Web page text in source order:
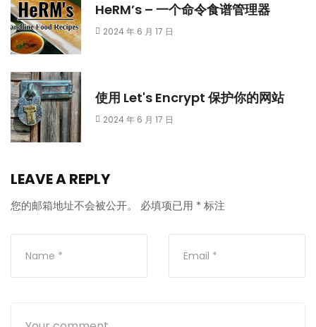
HeRM’s – 一个命令食谱管理器
2024 年 6 月 17 日
使用 Let's Encrypt 保护你的网站
2024 年 6 月 17 日
LEAVE A REPLY
您的邮箱地址不会被公开。 必填项已用 * 标注